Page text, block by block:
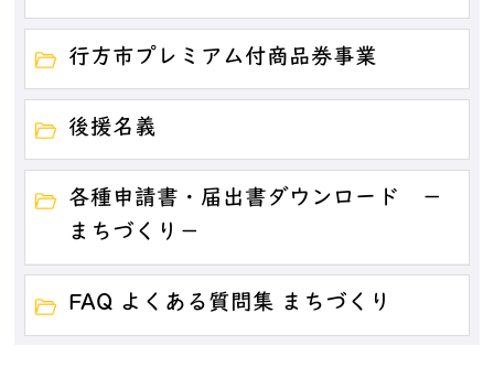
行方市プレミアム付商品券事業
後援名義
各種申請書・届出書ダウンロード －
まちづくり－
FAQ よくある質問集 まちづくり